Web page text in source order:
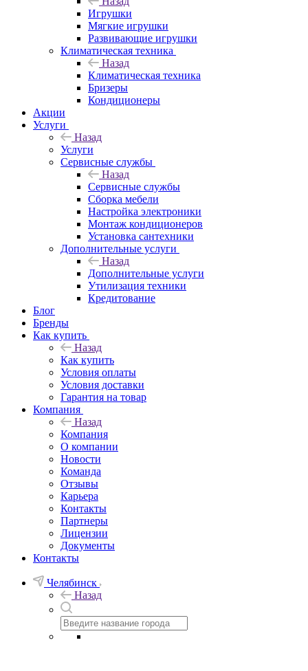
Игрушки
Мягкие игрушки
Развивающие игрушки
Климатическая техника
Назад
Климатическая техника
Бризеры
Кондиционеры
Акции
Услуги
Назад
Услуги
Сервисные службы
Назад
Сервисные службы
Сборка мебели
Настройка электроники
Монтаж кондиционеров
Установка сантехники
Дополнительные услуги
Назад
Дополнительные услуги
Утилизация техники
Кредитование
Блог
Бренды
Как купить
Назад
Как купить
Условия оплаты
Условия доставки
Гарантия на товар
Компания
Назад
Компания
О компании
Новости
Команда
Отзывы
Карьера
Контакты
Партнеры
Лицензии
Документы
Контакты
Челябинск
Назад